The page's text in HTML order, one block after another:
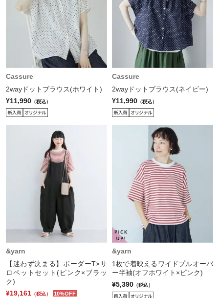
Cassure
2wayドットブラウス(ホワイト)
¥11,990 （税込）
Cassure
2wayドットブラウス(ネイビー)
¥11,990 （税込）
&yarn
【迷わず決まる】ボーダーT×サ
ロペットセット(ピンク×ブラッ
ク)
¥19,161 （税込） 10%OFF
&yarn
1枚で着映えるワイドプルオーバ
ー半袖(オフホワイト×ピンク)
¥5,390 （税込）